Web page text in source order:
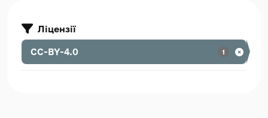
Ліцензії
CC-BY-4.0 1